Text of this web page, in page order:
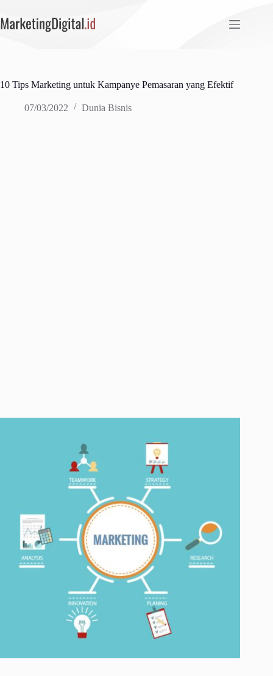
to
content
10 Tips Marketing untuk Kampanye Pemasaran yang Efektif
07/03/2022 Dunia Bisnis